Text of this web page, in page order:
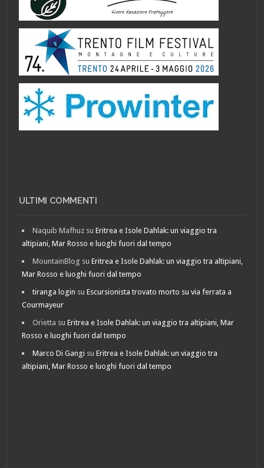
ULTIMI COMMENTI
Naquib Mafhuz suEritrea e Isole Dahlak: un viaggio tra
altipiani, Mar Rosso e luoghi fuori dal tempo
MountainBlog suEritrea e Isole Dahlak: un viaggio tra altipiani,
Mar Rosso e luoghi fuori dal tempo
tiranga login suEscursionista trovato morto su via ferrata a
Courmayeur
Orietta suEritrea e Isole Dahlak: un viaggio tra altipiani, Mar
Rosso e luoghi fuori dal tempo
Marco Di Gangi suEritrea e Isole Dahlak: un viaggio tra
altipiani, Mar Rosso e luoghi fuori dal tempo